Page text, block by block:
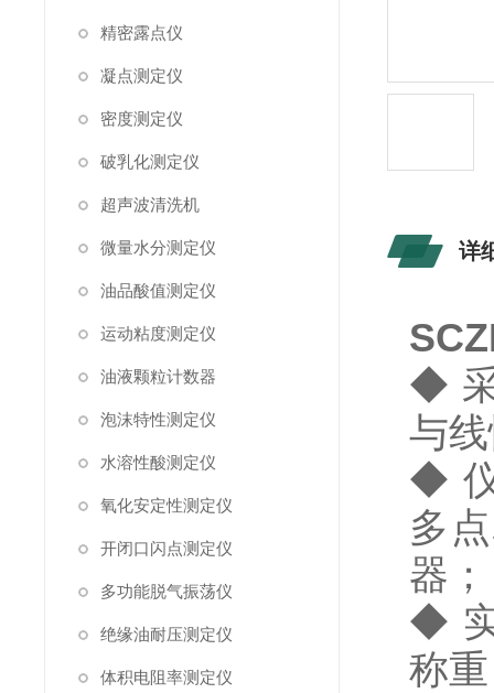
精密露点仪
凝点测定仪
密度测定仪
破乳化测定仪
超声波清洗机
微量水分测定仪
油品酸值测定仪
运动粘度测定仪
油液颗粒计数器
泡沫特性测定仪
水溶性酸测定仪
氧化安定性测定仪
开闭口闪点测定仪
多功能脱气振荡仪
绝缘油耐压测定仪
体积电阻率测定仪
详
◆
与
◆
多
器；
◆
称